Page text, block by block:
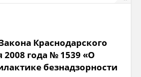
Краснодарского
2008 года № 1539 «О
безнадзорности